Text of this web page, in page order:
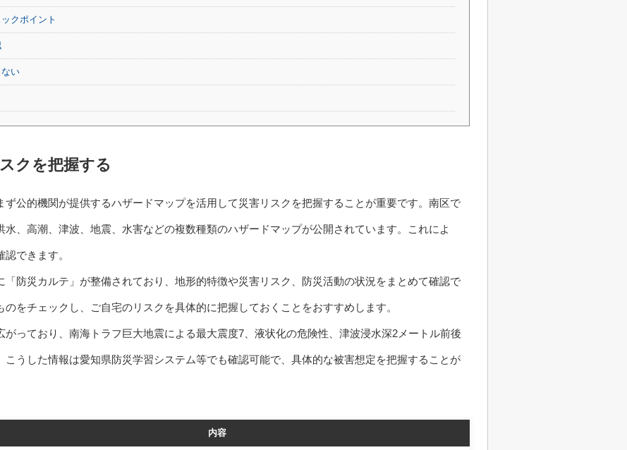
クポイント
い
クを把握する
公的機関が提供するハザードマップを活用して災害リスクを把握することが重要です。南区で
、高潮、津波、地震、水害などの複数種類のハザードマップが公開されています。これによ
できます。
「防災カルテ」が整備されており、地形的特徴や災害リスク、防災活動の状況をまとめて確認で
をチェックし、ご自宅のリスクを具体的に把握しておくことをおすすめします。
っており、南海トラフ巨大地震による最大震度7、液状化の危険性、津波浸水深2メートル前後
うした情報は愛知県防災学習システム等でも確認可能で、具体的な被害想定を把握することが
内容